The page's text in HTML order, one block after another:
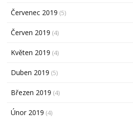
Červenec 2019 (5)
Červen 2019 (4)
Květen 2019 (4)
Duben 2019 (5)
Březen 2019 (4)
Únor 2019 (4)